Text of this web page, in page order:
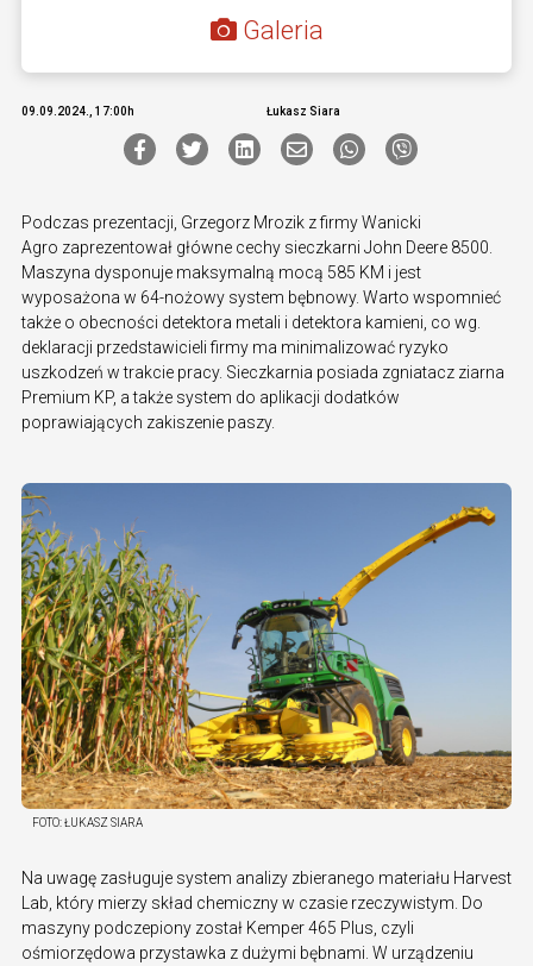
Galeria
09.09.2024., 17:00h Łukasz Siara
Podczas prezentacji, Grzegorz Mrozik z firmy Wanicki
Agro zaprezentował główne cechy sieczkarni John Deere 8500.
Maszyna dysponuje maksymalną mocą 585 KM i jest
wyposażona w 64-nożowy system bębnowy. Warto wspomnieć
także o obecności detektora metali i detektora kamieni, co wg.
deklaracji przedstawicieli firmy ma minimalizować ryzyko
uszkodzeń w trakcie pracy. Sieczkarnia posiada zgniatacz ziarna
Premium KP, a także system do aplikacji dodatków
poprawiających zakiszenie paszy.
FOTO:ŁUKASZ SIARA
Na uwagę zasługuje system analizy zbieranego materiału Harvest
Lab, który mierzy skład chemiczny w czasie rzeczywistym. Do
maszyny podczepiony został Kemper 465 Plus, czyli
ośmiorzędowa przystawka z dużymi bębnami. W urządzeniu